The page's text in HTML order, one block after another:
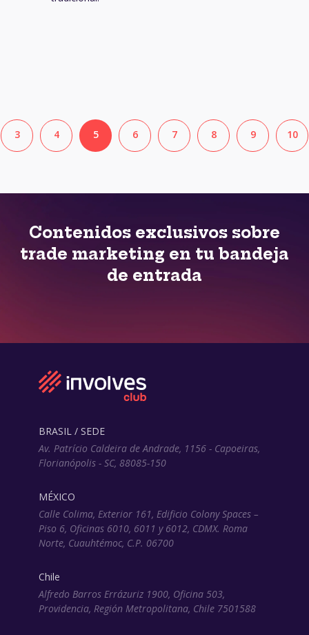
3 4 5 6 7 8 9 10
Contenidos exclusivos sobre
trade marketing en tu bandeja
de entrada
BRASIL / SEDE
Av. Patrício Caldeira de Andrade, 1156 - Capoeiras,
Florianópolis - SC, 88085-150
MÉXICO
Calle Colima, Exterior 161, Edificio Colony Spaces –
Piso 6, Oficinas 6010, 6011 y 6012, CDMX. Roma
Norte, Cuauhtémoc, C.P. 06700
Chile
Alfredo Barros Errázuriz 1900, Oficina 503,
Providencia, Región Metropolitana, Chile 7501588